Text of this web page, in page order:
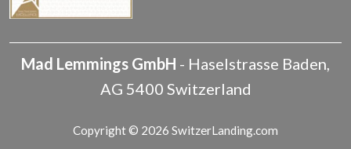
Mad Lemmings GmbH - Haselstrasse Baden,
AG 5400 Switzerland
Copyright © 2026 SwitzerLanding.com